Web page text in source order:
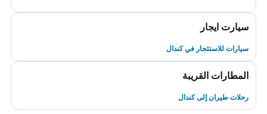
سيارت ايجار
سيارات للاستئجار في كندال
المطارات القريبة
رحلات طيران إلى كندال